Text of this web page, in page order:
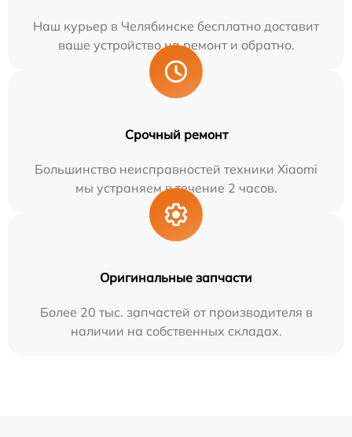
Наш курьер в Челябинске бесплатно доставит
ваше устройство на ремонт и обратно.
Срочный ремонт
Большинство неисправностей техники Xiaomi
мы устраняем в течение 2 часов.
Оригинальные запчасти
Более 20 тыс. запчастей от производителя в
наличии на собственных складах.